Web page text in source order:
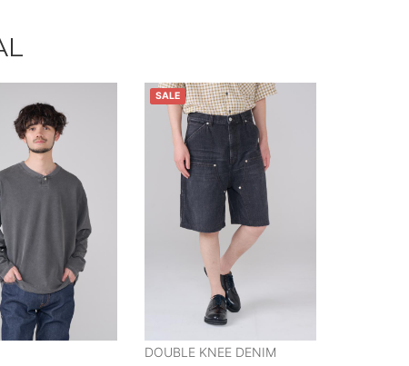
SALE
DOUBLE KNEE DENIM